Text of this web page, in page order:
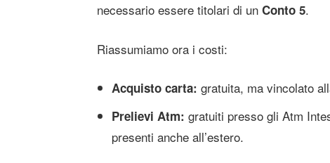
necessario essere titolari di un Conto 5.
Riassumiamo ora i costi:
Acquisto carta: gratuita, ma vincolato
Prelievi Atm: gratuiti presso gli Atm
presenti anche all’estero.